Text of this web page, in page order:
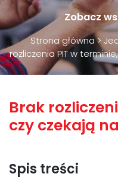
Zobacz
Strona główna>
rozliczenia PIT w
Brak
czy czekają
Spis treści